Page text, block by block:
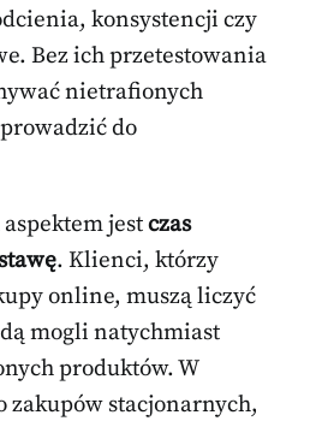
konsystencji czy
Bez ich przetestowania
nietrafionych
do
jestczas
. Klienci, którzy
online, muszą liczyć
mogli natychmiast
produktów. W
stacjonarnych,